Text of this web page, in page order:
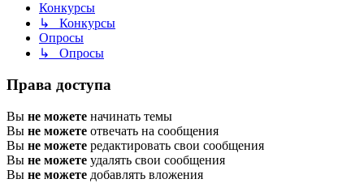
Конкурсы
↳ Конкурсы
Опросы
↳ Опросы
Права доступа
Вы не можете начинать темы
Вы не можете отвечать на сообщения
Вы не можете редактировать свои сообщения
Вы не можете удалять свои сообщения
Вы не можете добавлять вложения